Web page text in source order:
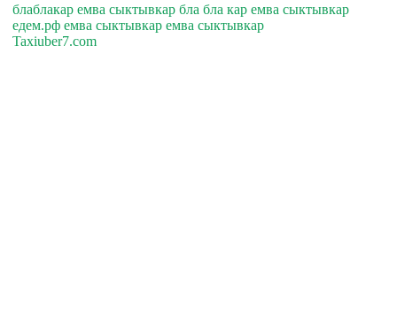
блаблакар емва сыктывкар бла бла кар емва сыктывкар
едем.рф емва сыктывкар емва сыктывкар
Taxiuber7.com